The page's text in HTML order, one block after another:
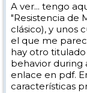
A ver... tengo
"Resistencia de
clásico), y unos
el que me
hay otro
behavior during
enlace en pdf.
características